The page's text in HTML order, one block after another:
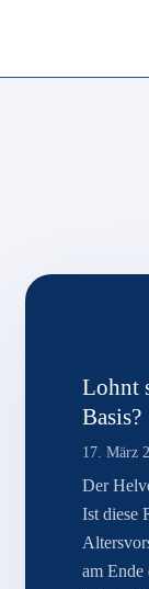
Lohnt
Basis?
17. März
Der
Ist diese
am Ende